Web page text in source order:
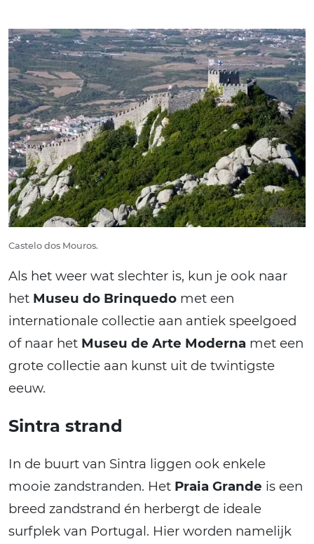
Castelo dos Mouros.
Als het weer wat slechter is, kun je ook naar
het Museu do Brinquedo met een
internationale collectie aan antiek speelgoed
of naar het Museu de Arte Moderna met een
grote collectie aan kunst uit de twintigste
eeuw.
Sintra strand
In de buurt van Sintra liggen ook enkele
mooie zandstranden. Het Praia Grande is een
breed zandstrand én herbergt de ideale
surfplek van Portugal. Hier worden namelijk